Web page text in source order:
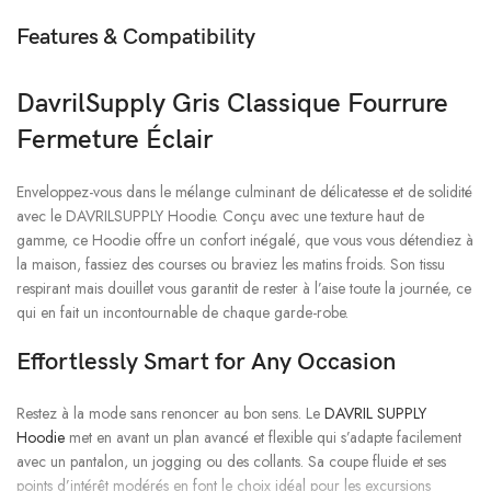
Features & Compatibility
DavrilSupply Gris Classique Fourrure
Fermeture Éclair
Enveloppez-vous dans le mélange culminant de délicatesse et de solidité
avec le DAVRILSUPPLY Hoodie. Conçu avec une texture haut de
gamme, ce Hoodie offre un confort inégalé, que vous vous détendiez à
la maison, fassiez des courses ou braviez les matins froids. Son tissu
respirant mais douillet vous garantit de rester à l’aise toute la journée, ce
qui en fait un incontournable de chaque garde-robe.
Effortlessly Smart for Any Occasion
Restez à la mode sans renoncer au bon sens. Le DAVRIL SUPPLY
Hoodie met en avant un plan avancé et flexible qui s’adapte facilement
avec un pantalon, un jogging ou des collants. Sa coupe fluide et ses
points d’intérêt modérés en font le choix idéal pour les excursions